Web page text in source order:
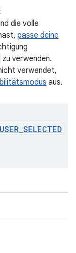
die volle
passe deine
zu verwenden.
verwendet,
aus.